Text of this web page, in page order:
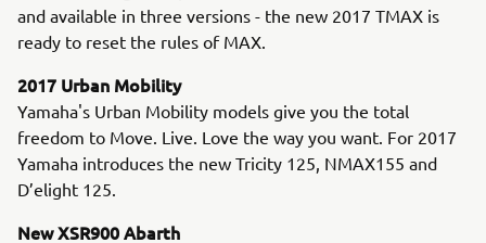
and available in three versions - the new 2017 TMAX is
ready to reset the rules of MAX.
2017 Urban Mobility
Yamaha's Urban Mobility models give you the total
freedom to Move. Live. Love the way you want. For 2017
Yamaha introduces the new Tricity 125, NMAX155 and
D’elight 125.
New XSR900 Abarth